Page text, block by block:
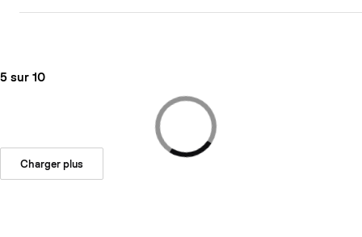
5 sur 10
Charger plus